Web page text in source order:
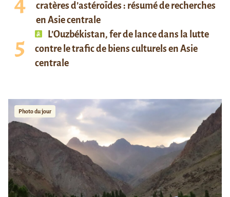
cratères d’astéroïdes : résumé de recherches
en Asie centrale
L’Ouzbékistan, fer de lance dans la lutte
contre le trafic de biens culturels en Asie
centrale
Photo du jour